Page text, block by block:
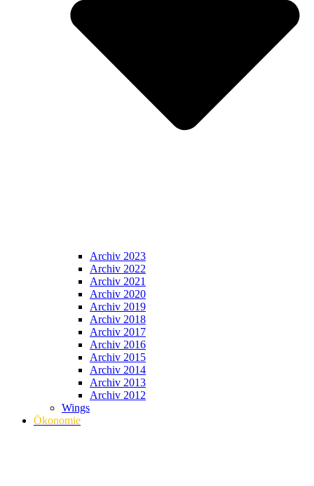
Archiv 2023
Archiv 2022
Archiv 2021
Archiv 2020
Archiv 2019
Archiv 2018
Archiv 2017
Archiv 2016
Archiv 2015
Archiv 2014
Archiv 2013
Archiv 2012
Wings
Ökonomie